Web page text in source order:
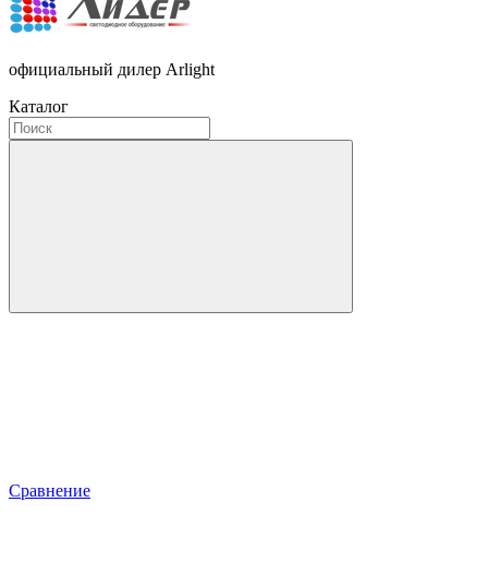
официальный дилер Arlight
Каталог
Сравнение